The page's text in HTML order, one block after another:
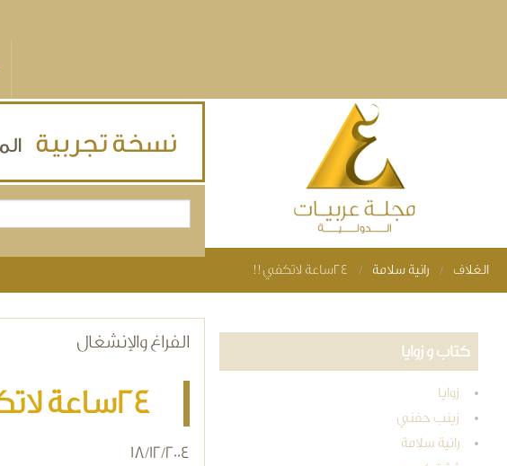
You are here
الغلاف رانية سلامة 24ساعة لاتكفي!!
الفراغ والإنشغال
24ساعة لاتكفي!!
18/12/2004
كتاب و زوايا
زوايا
زينب حفني
رانية سلامة